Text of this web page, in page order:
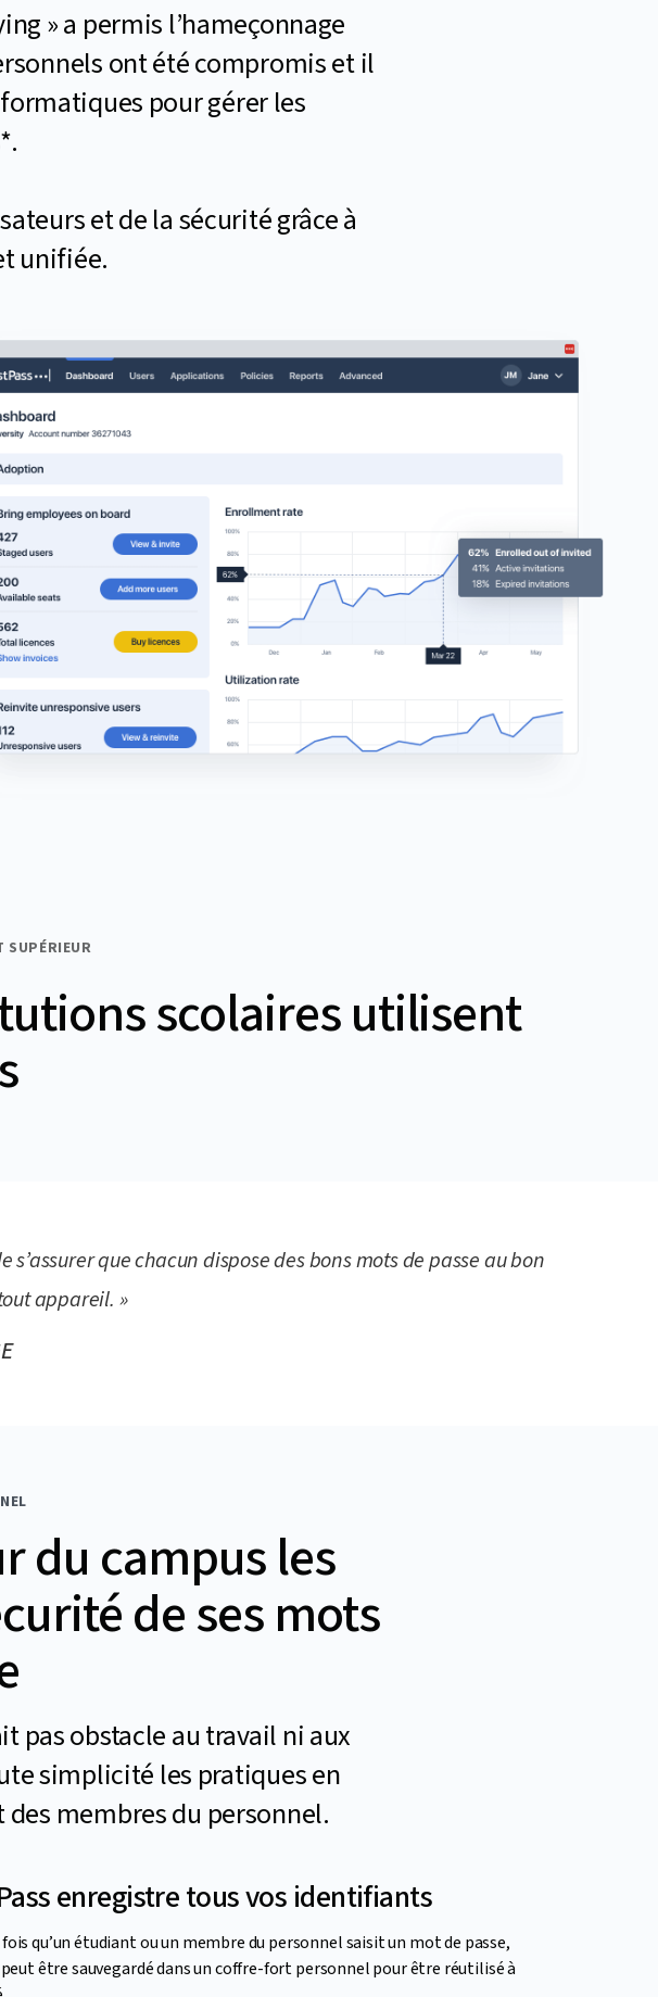
» a permis l’hameçonnage
ont été compromis et il
pour gérer les
et de la sécurité grâce à
unifiée.
SUPÉRIEUR
scolaires utilisent
que chacun dispose des bons mots de passe au bon
appareil. »
du campus les
de ses mots
pas obstacle au travail ni aux
simplicité les pratiques en
membres du personnel.
enregistre tous vos identifiants
fois qu’un étudiant ou un membre du personnel saisit un mot de passe,
être sauvegardé dans un coffre-fort personnel pour être réutilisé à